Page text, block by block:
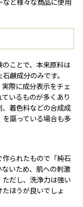
ことで、本来原料は
鹸成分のみです。
際に成分表示をチェ
いるものが多くあり
着色料などの合成成
謳っている場合も多
られたもので「純石
いため、肌への刺激
だし、洗浄力は強い
ほうが良いでしょ